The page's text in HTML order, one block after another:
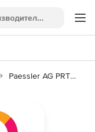
Paessler AG PRTG Network Monitor